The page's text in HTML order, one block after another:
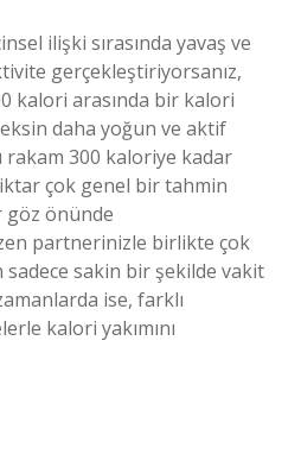
ilişki sırasında yavaş ve
gerçekleştiriyorsanız,
kalori arasında bir kalori
daha yoğun ve aktif
300 kaloriye kadar
çok genel bir tahmin
göz önünde
partnerinizle birlikte çok
sakin bir şekilde vakit
ise, farklı
kalori yakımını